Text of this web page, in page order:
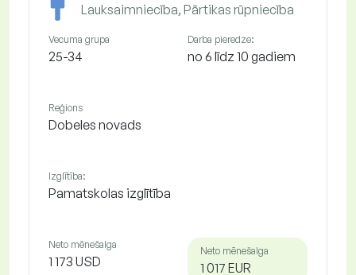
Lauksaimniecība, Pārtikas rūpniecība
Vecuma grupa
25-34
Darba pieredze:
no 6 līdz 10 gadiem
Reģions
Dobeles novads
Izglītība:
Pamatskolas izglītība
Neto mēnešalga
1 173 USD
Neto mēnešalga
1 017 EUR